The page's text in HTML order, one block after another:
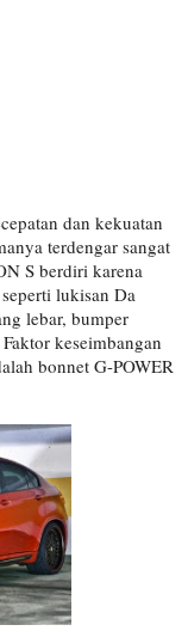
dan kekuatan
terdengar sangat
S berdiri karena
lukisan Da
lebar, bumper
keseimbangan
bonnet G-POWER